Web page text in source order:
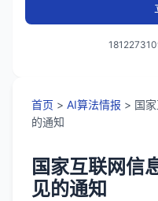
首页 > AI算法情报 > 国
的通知
国家互联网信
见的通知